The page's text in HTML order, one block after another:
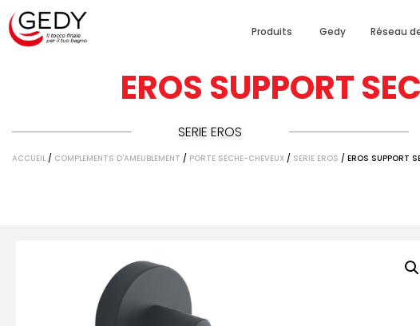
Produits Gedy Réseau
EROS SUPPORT
SERIE EROS
ACCUEIL / COMPLEMENTS D'AMEUBLEMENT / PORTE SECHE-CHEVEUX / SERIE EROS / EROS SUPPORT